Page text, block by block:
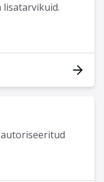
lisatarvikuid.
autoriseeritud